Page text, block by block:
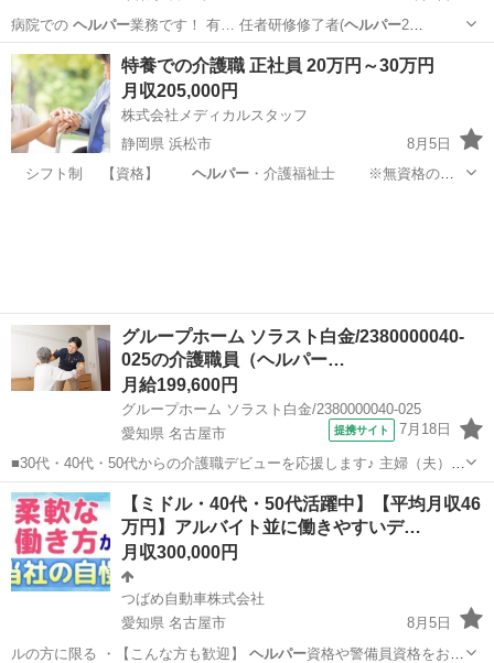
病院での ヘルパー業務です！ 有… 任者研修修了者(ヘルパー2
級):2,00…
千葉 富里市 ケアマネージャー ヘルパー
特養での介護職 正社員 20万円～30万円
月収205,000円
株式会社メディカルスタッフ
静岡県 浜松市
8月5日
シフト制 【資格】 ヘルパー・介護福祉士 ※無資格の方
グループホーム ソラスト白金/2380000040-
025の介護職員（ヘルパー…
月給199,600円
グループホーム ソラスト白金/2380000040-025
愛知県 名古屋市
提携サイト 7月18日
■30代・40代・50代からの介護職デビューを応援します♪ 主婦（夫）さ
ん活躍中！日勤のみの介護正社員★ 名古屋市昭和区ににある介護福祉
施設「グループホーム ソラスト白金」で、無資格・未経験から正社員
として活躍しませんか？ ...
愛知 名古屋市 ホームヘルパー
【ミドル・40代・50代活躍中】【平均月収46
万円】アルバイト並に働きやすいデ…
月収300,000円
つばめ自動車株式会社
愛知県 名古屋市
8月5日
ルの方に限る ・【こんな方も歓迎】 ヘルパー資格や警備員資格をお持